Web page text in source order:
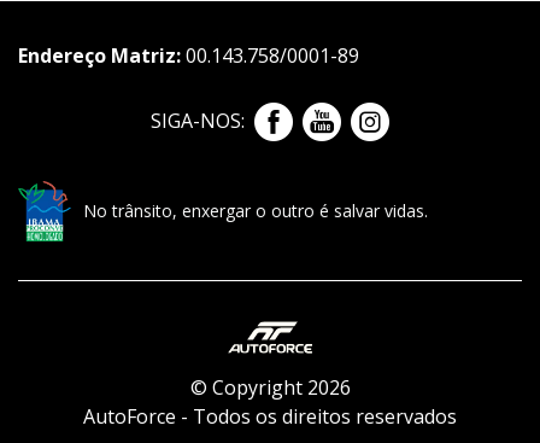
Endereço Matriz:00.143.758/0001-89
SIGA-NOS:
No trânsito, enxergar o outro é salvar vidas.
© Copyright 2026
AutoForce - Todos os direitos reservados